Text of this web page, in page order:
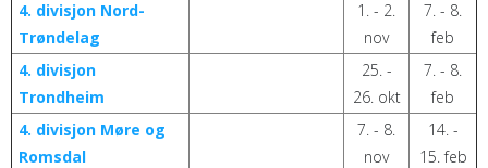
4. divisjon Nord-
Trøndelag
1. - 2.
nov
7. - 8.
feb
4. divisjon
Trondheim
25. -
26. okt
7. - 8.
feb
4. divisjon Møre og
Romsdal
7. - 8.
nov
14. -
15. feb